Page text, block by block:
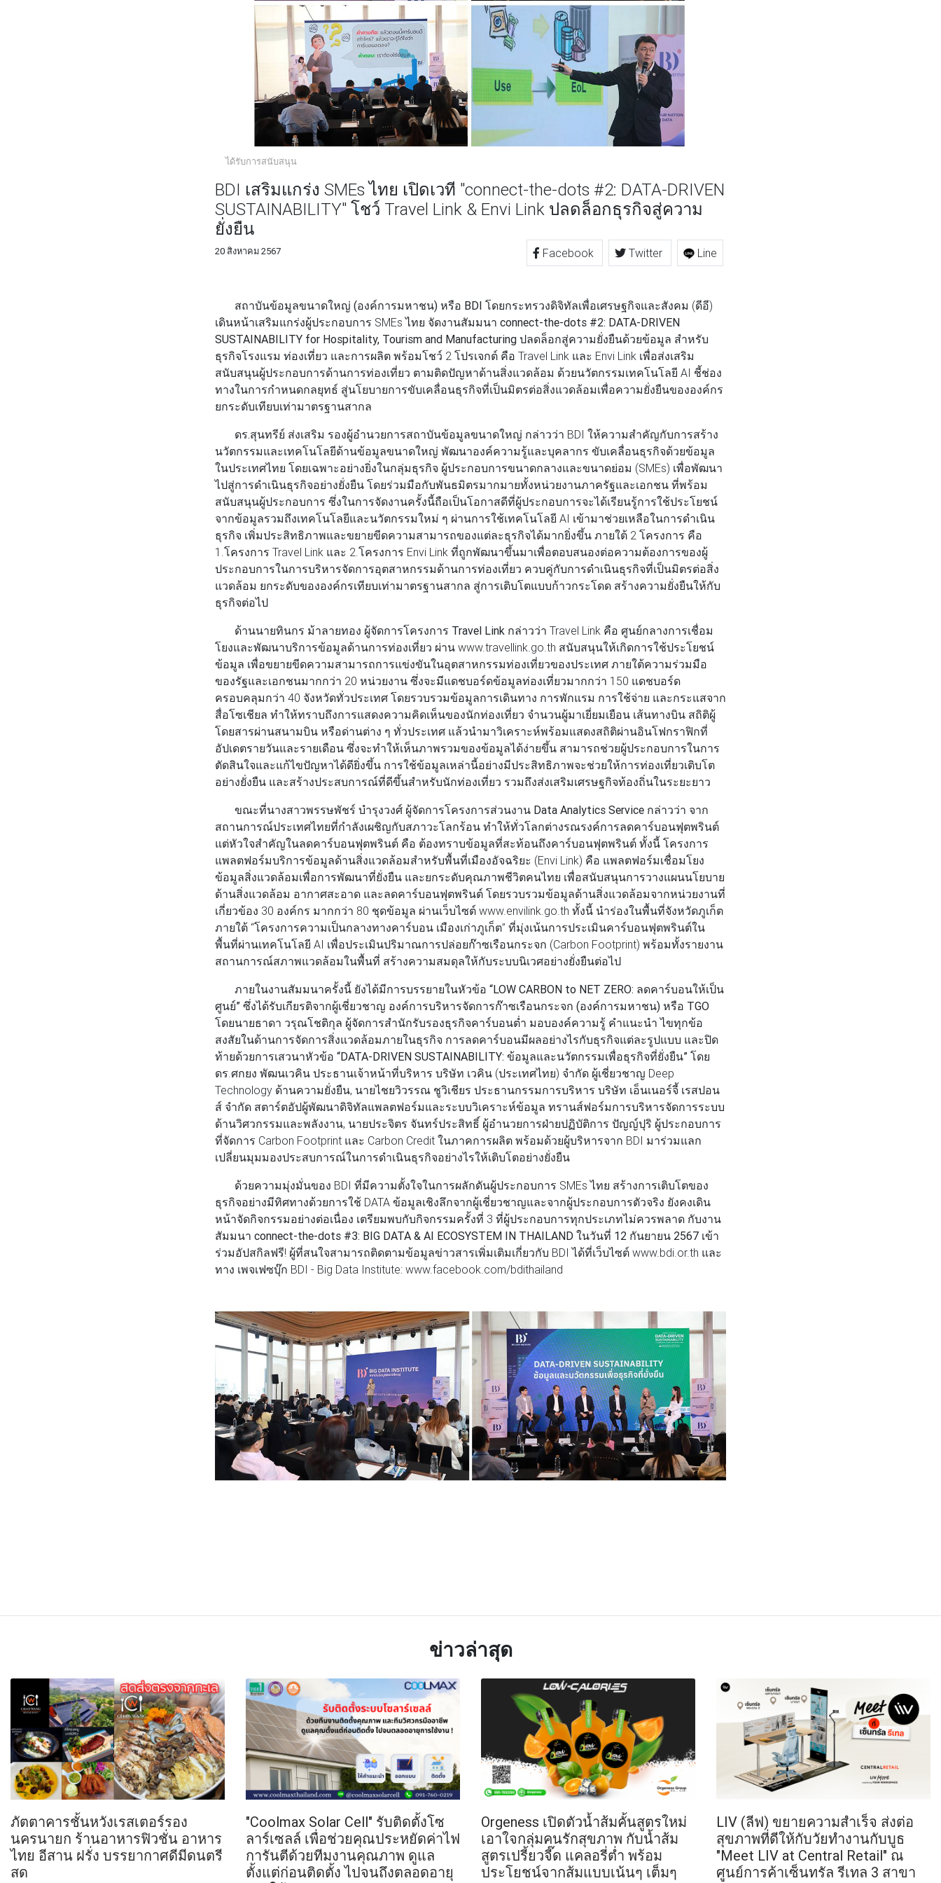
ได้รับการสนับสนุน
BDI เสริมแกร่ง SMEs ไทย เปิดเวที "connect-the-dots #2: DATA-DRIVEN
SUSTAINABILITY" โชว์ Travel Link & Envi Link ปลดล็อกธุรกิจสู่ความ
ยั่งยืน
20 สิงหาคม 2567 Facebook Twitter
Line
สถาบันข้อมูลขนาดใหญ่ (องค์การมหาชน) หรือ BDI โดยกระทรวงดิจิทัลเพื่อเศรษฐกิจและสังคม (ดีอี)
เดินหน้าเสริมแกร่งผู้ประกอบการ SMEs ไทย จัดงานสัมมนา connect-the-dots #2: DATA-DRIVEN
SUSTAINABILITY for Hospitality, Tourism and Manufacturing ปลดล็อกสู่ความยั่งยืนด้วยข้อมูล สำหรับ
ธุรกิจโรงแรม ท่องเที่ยว และการผลิต พร้อมโชว์ 2 โปรเจกต์ คือ Travel Link และ Envi Link เพื่อส่งเสริม
สนับสนุนผู้ประกอบการด้านการท่องเที่ยว ตามติดปัญหาด้านสิ่งแวดล้อม ด้วยนวัตกรรมเทคโนโลยี AI ชี้ช่อง
ทางในการกำหนดกลยุทธ์ สู่นโยบายการขับเคลื่อนธุรกิจที่เป็นมิตรต่อสิ่งแวดล้อมเพื่อความยั่งยืนขององค์กร
ยกระดับเทียบเท่ามาตรฐานสากล
ดร.สุนทรีย์ ส่งเสริม รองผู้อำนวยการสถาบันข้อมูลขนาดใหญ่ กล่าวว่า BDI ให้ความสำคัญกับการสร้าง
นวัตกรรมและเทคโนโลยีด้านข้อมูลขนาดใหญ่ พัฒนาองค์ความรู้และบุคลากร ขับเคลื่อนธุรกิจด้วยข้อมูล
ในประเทศไทย โดยเฉพาะอย่างยิ่งในกลุ่มธุรกิจ ผู้ประกอบการขนาดกลางและขนาดย่อม (SMEs) เพื่อพัฒนา
ไปสู่การดำเนินธุรกิจอย่างยั่งยืน โดยร่วมมือกับพันธมิตรมากมายทั้งหน่วยงานภาครัฐและเอกชน ที่พร้อม
สนับสนุนผู้ประกอบการ ซึ่งในการจัดงานครั้งนี้ถือเป็นโอกาสดีที่ผู้ประกอบการจะได้เรียนรู้การใช้ประโยชน์
จากข้อมูลรวมถึงเทคโนโลยีและนวัตกรรมใหม่ ๆ ผ่านการใช้เทคโนโลยี AI เข้ามาช่วยเหลือในการดำเนิน
ธุรกิจ เพิ่มประสิทธิภาพและขยายขีดความสามารถของแต่ละธุรกิจได้มากยิ่งขึ้น ภายใต้ 2 โครงการ คือ
1.โครงการ Travel Link และ 2.โครงการ Envi Link ที่ถูกพัฒนาขึ้นมาเพื่อตอบสนองต่อความต้องการของผู้
ประกอบการในการบริหารจัดการอุตสาหกรรมด้านการท่องเที่ยว ควบคู่กับการดำเนินธุรกิจที่เป็นมิตรต่อสิ่ง
แวดล้อม ยกระดับขององค์กรเทียบเท่ามาตรฐานสากล สู่การเติบโตแบบก้าวกระโดด สร้างความยั่งยืนให้กับ
ธุรกิจต่อไป
ด้านนายทินกร ม้าลายทอง ผู้จัดการโครงการ Travel Link กล่าวว่า Travel Link คือ ศูนย์กลางการเชื่อม
โยงและพัฒนาบริการข้อมูลด้านการท่องเที่ยว ผ่าน www.travellink.go.th สนับสนุนให้เกิดการใช้ประโยชน์
ข้อมูล เพื่อขยายขีดความสามารถการแข่งขันในอุตสาหกรรมท่องเที่ยวของประเทศ ภายใต้ความร่วมมือ
ของรัฐและเอกชนมากกว่า 20 หน่วยงาน ซึ่งจะมีแดชบอร์ดข้อมูลท่องเที่ยวมากกว่า 150 แดชบอร์ด
ครอบคลุมกว่า 40 จังหวัดทั่วประเทศ โดยรวบรวมข้อมูลการเดินทาง การพักแรม การใช้จ่าย และกระแสจาก
สื่อโซเชียล ทำให้ทราบถึงการแสดงความคิดเห็นของนักท่องเที่ยว จำนวนผู้มาเยี่ยมเยือน เส้นทางบิน สถิติผู้
โดยสารผ่านสนามบิน หรือด่านต่าง ๆ ทั่วประเทศ แล้วนำมาวิเคราะห์พร้อมแสดงสถิติผ่านอินโฟกราฟิกที่
อัปเดตรายวันและรายเดือน ซึ่งจะทำให้เห็นภาพรวมของข้อมูลได้ง่ายขึ้น สามารถช่วยผู้ประกอบการในการ
ตัดสินใจและแก้ไขปัญหาได้ดียิ่งขึ้น การใช้ข้อมูลเหล่านี้อย่างมีประสิทธิภาพจะช่วยให้การท่องเที่ยวเติบโต
อย่างยั่งยืน และสร้างประสบการณ์ที่ดีขึ้นสำหรับนักท่องเที่ยว รวมถึงส่งเสริมเศรษฐกิจท้องถิ่นในระยะยาว
ขณะที่นางสาวพรรษพัชร์ บำรุงวงศ์ ผู้จัดการโครงการส่วนงาน Data Analytics Service กล่าวว่า จาก
สถานการณ์ประเทศไทยที่กำลังเผชิญกับสภาวะโลกร้อน ทำให้ทั่วโลกต่างรณรงค์การลดคาร์บอนฟุตพรินต์
แต่หัวใจสำคัญในลดคาร์บอนฟุตพรินต์ คือ ต้องทราบข้อมูลที่สะท้อนถึงคาร์บอนฟุตพรินต์ ทั้งนี้ โครงการ
แพลตฟอร์มบริการข้อมูลด้านสิ่งแวดล้อมสำหรับพื้นที่เมืองอัจฉริยะ (Envi Link) คือ แพลตฟอร์มเชื่อมโยง
ข้อมูลสิ่งแวดล้อมเพื่อการพัฒนาที่ยั่งยืน และยกระดับคุณภาพชีวิตคนไทย เพื่อสนับสนุนการวางแผนนโยบาย
ด้านสิ่งแวดล้อม อากาศสะอาด และลดคาร์บอนฟุตพรินต์ โดยรวบรวมข้อมูลด้านสิ่งแวดล้อมจากหน่วยงานที่
เกี่ยวข้อง 30 องค์กร มากกว่า 80 ชุดข้อมูล ผ่านเว็บไซต์ www.envilink.go.th ทั้งนี้ นำร่องในพื้นที่จังหวัดภูเก็ต
ภายใต้ “โครงการความเป็นกลางทางคาร์บอน เมืองเก่าภูเก็ต” ที่มุ่งเน้นการประเมินคาร์บอนฟุตพรินต์ใน
พื้นที่ผ่านเทคโนโลยี AI เพื่อประเมินปริมาณการปล่อยก๊าซเรือนกระจก (Carbon Footprint) พร้อมทั้งรายงาน
สถานการณ์สภาพแวดล้อมในพื้นที่ สร้างความสมดุลให้กับระบบนิเวศอย่างยั่งยืนต่อไป
ภายในงานสัมมนาครั้งนี้ ยังได้มีการบรรยายในหัวข้อ “LOW CARBON to NET ZERO: ลดคาร์บอนให้เป็น
ศูนย์” ซึ่งได้รับเกียรติจากผู้เชี่ยวชาญ องค์การบริหารจัดการก๊าซเรือนกระจก (องค์การมหาชน) หรือ TGO
โดยนายธาดา วรุณโชติกุล ผู้จัดการสำนักรับรองธุรกิจคาร์บอนต่ำ มอบองค์ความรู้ คำแนะนำ ไขทุกข้อ
สงสัยในด้านการจัดการสิ่งแวดล้อมภายในธุรกิจ การลดคาร์บอนมีผลอย่างไรกับธุรกิจแต่ละรูปแบบ และปิด
ท้ายด้วยการเสวนาหัวข้อ “DATA-DRIVEN SUSTAINABILITY: ข้อมูลและนวัตกรรมเพื่อธุรกิจที่ยั่งยืน” โดย
ดร.ศกยง พัฒนเวคิน ประธานเจ้าหน้าที่บริหาร บริษัท เวคิน (ประเทศไทย) จำกัด ผู้เชี่ยวชาญ Deep
Technology ด้านความยั่งยืน, นายไชยวิวรรณ ชูวิเชียร ประธานกรรมการบริหาร บริษัท เอ็นเนอร์จี้ เรสปอน
ส์ จำกัด สตาร์ตอัปผู้พัฒนาดิจิทัลแพลตฟอร์มและระบบวิเคราะห์ข้อมูล ทรานส์ฟอร์มการบริหารจัดการระบบ
ด้านวิศวกรรมและพลังงาน, นายประจิตร จันทร์ประสิทธิ์ ผู้อำนวยการฝ่ายปฏิบัติการ ปัญญ์ปุริ ผู้ประกอบการ
ที่จัดการ Carbon Footprint และ Carbon Credit ในภาคการผลิต พร้อมด้วยผู้บริหารจาก BDI มาร่วมแลก
เปลี่ยนมุมมองประสบการณ์ในการดำเนินธุรกิจอย่างไรให้เติบโตอย่างยั่งยืน
ด้วยความมุ่งมั่นของ BDI ที่มีความตั้งใจในการผลักดันผู้ประกอบการ SMEs ไทย สร้างการเติบโตของ
ธุรกิจอย่างมีทิศทางด้วยการใช้ DATA ข้อมูลเชิงลึกจากผู้เชี่ยวชาญและจากผู้ประกอบการตัวจริง ยังคงเดิน
หน้าจัดกิจกรรมอย่างต่อเนื่อง เตรียมพบกับกิจกรรมครั้งที่ 3 ที่ผู้ประกอบการทุกประเภทไม่ควรพลาด กับงาน
สัมมนา connect-the-dots #3: BIG DATA & AI ECOSYSTEM IN THAILAND ในวันที่ 12 กันยายน 2567 เข้า
ร่วมอัปสกิลฟรี! ผู้ที่สนใจสามารถติดตามข้อมูลข่าวสารเพิ่มเติมเกี่ยวกับ BDI ได้ที่เว็บไซต์ www.bdi.or.th และ
ทาง เพจเฟซบุ๊ก BDI - Big Data Institute: www.facebook.com/bdithailand
ข่าวล่าสุด
ภัตตาคารชั้นหวังเรสเตอร์รอง
นครนายก ร้านอาหารฟิวชั่น อาหาร
ไทย อีสาน ฝรั่ง บรรยากาศดีมีดนตรี
สด
"Coolmax Solar Cell" รับติดตั้งโซ
ลาร์เซลล์ เพื่อช่วยคุณประหยัดค่าไฟ
การันตีด้วยทีมงานคุณภาพ ดูแล
ตั้งแต่ก่อนติดตั้ง ไปจนถึงตลอดอายุ
Orgeness เปิดตัวน้ำส้มคั้นสูตรใหม่
เอาใจกลุ่มคนรักสุขภาพ กับน้ำส้ม
สูตรเปรี้ยวจี๊ด แคลอรี่ต่ำ พร้อม
ประโยชน์จากส้มแบบเน้นๆ เต็มๆ
LIV (ลีฟ) ขยายความสำเร็จ ส่งต่อ
สุขภาพที่ดีให้กับวัยทำงานกับบูธ
"Meet LIV at Central Retail" ณ
ศูนย์การค้าเซ็นทรัล รีเทล 3 สาขา